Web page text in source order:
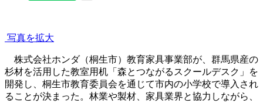
写真を拡大
株式会社ホンダ（桐生市）教育家具事業部が、群馬県産の
杉材を活用した教室用机「森とつながるスクールデスク」を
開発し、桐生市教育委員会を通じて市内の小学校で導入され
ることが決まった。林業や製材、家具業界と協力しながら、